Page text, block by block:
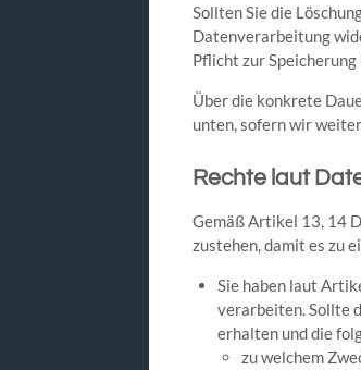
Sollten Sie die
Datenverarbeitung
Pflicht zur
Über die konkrete
unten, sofern wir
Rechte laut
Gemäß Artikel 13, 14
zustehen, damit es zu
Sie haben laut
verarbeiten. Sollte
erhalten und die
zu welchem